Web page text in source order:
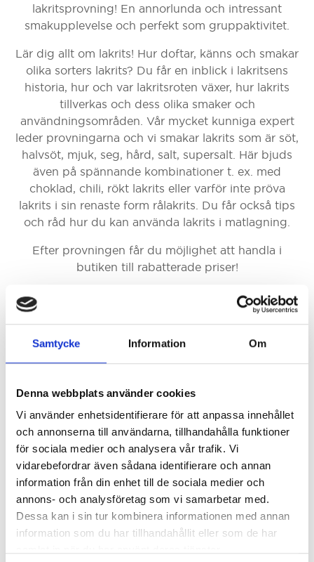
Samtycke Information Om
Denna webbplats använder cookies
Vi använder enhetsidentifierare för att anpassa innehållet
och annonserna till användarna, tillhandahålla funktioner
för sociala medier och analysera vår trafik. Vi
vidarebefordrar även sådana identifierare och annan
information från din enhet till de sociala medier och
annons- och analysföretag som vi samarbetar med.
Dessa kan i sin tur kombinera informationen med annan
information som du har tillhandahållit eller som de har
lakritsprovning! En annorlunda och intressant
smakupplevelse och perfekt som gruppaktivitet.
Lär dig allt om lakrits! Hur doftar, känns och smakar
olika sorters lakrits? Du får en inblick i lakritsens
historia, hur och var lakritsroten växer, hur lakrits
tillverkas och dess olika smaker och
användningsområden. Vår mycket kunniga expert
leder provningarna och vi smakar lakrits som är söt,
halvsöt, mjuk, seg, hård, salt, supersalt. Här bjuds
även på spännande kombinationer t. ex. med
choklad, chili, rökt lakrits eller varför inte pröva
lakrits i sin renaste form rålakrits. Du får också tips
och råd hur du kan använda lakrits i matlagning.
Efter provningen får du möjlighet att handla i
butiken till rabatterade priser!
Östra Hamngatan 33 i Göteborg.
Orderbekräftelse gäller som bokningsbevis, ingen
annan biljett eller bekräftelse skickas ut.
Villkor:
Vid bokad provning gäller ånger- och återköpsrätt
till 72 h innan provningen startat. Platser som
avbokas därefter debiteras till fullo.
Slut i lager